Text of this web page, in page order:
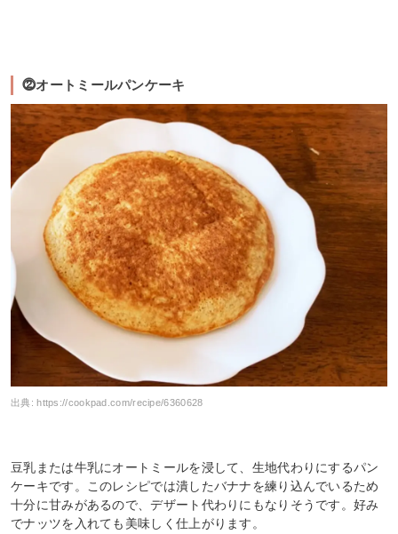
⓶オートミールパンケーキ
出典: https://cookpad.com/recipe/6360628
豆乳または牛乳にオートミールを浸して、生地代わりにするパン
ケーキです。このレシピでは潰したバナナを練り込んでいるため
十分に甘みがあるので、デザート代わりにもなりそうです。好み
でナッツを入れても美味しく仕上がります。